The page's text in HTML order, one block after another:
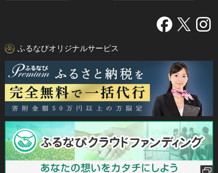
ふるなびオリジナルサービス